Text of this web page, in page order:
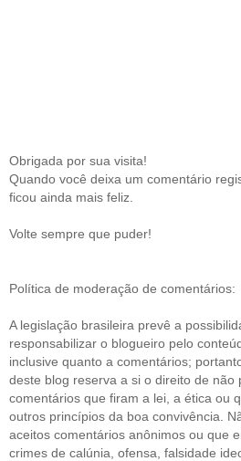
Obrigada por sua visita!
Quando você deixa um comentário
ficou ainda mais feliz.
Volte sempre que puder!
Política de moderação de comentários:
A legislação brasileira prevê a
responsabilizar o blogueiro pelo
inclusive quanto a comentários;
deste blog reserva a si o direito de não
comentários que firam a lei, a ética ou
outros princípios da boa convivência.
aceitos comentários anônimos ou que
crimes de calúnia, ofensa, falsidade